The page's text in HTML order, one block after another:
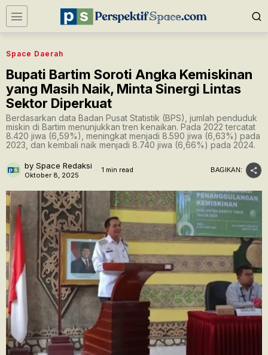
Space Daerah
Bupati Bartim Soroti Angka Kemiskinan
yang Masih Naik, Minta Sinergi Lintas
Sektor Diperkuat
Berdasarkan data Badan Pusat Statistik (BPS), jumlah penduduk
miskin di Bartim menunjukkan tren kenaikan. Pada 2022 tercatat
8.420 jiwa (6,59%), meningkat menjadi 8.590 jiwa (6,63%) pada
2023, dan kembali naik menjadi 8.740 jiwa (6,66%) pada 2024.
by Space Redaksi
Oktober 8, 2025
1 min read BAGIKAN: